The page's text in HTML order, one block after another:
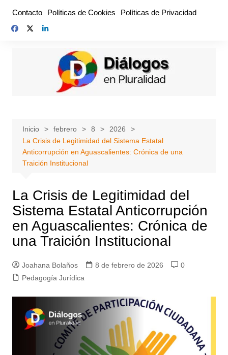
contenido
Contacto Políticas de Cookies Políticas de Privacidad
Inicio febrero 8
2026
La Crisis de Legitimidad del Sistema Estatal
Anticorrupción en Aguascalientes: Crónica de una
Traición Institucional
La Crisis de Legitimidad del
Sistema Estatal Anticorrupción
en Aguascalientes: Crónica de
una Traición Institucional
Joahana Bolaños 8 de febrero de 2026
0
Pedagogía Jurídica